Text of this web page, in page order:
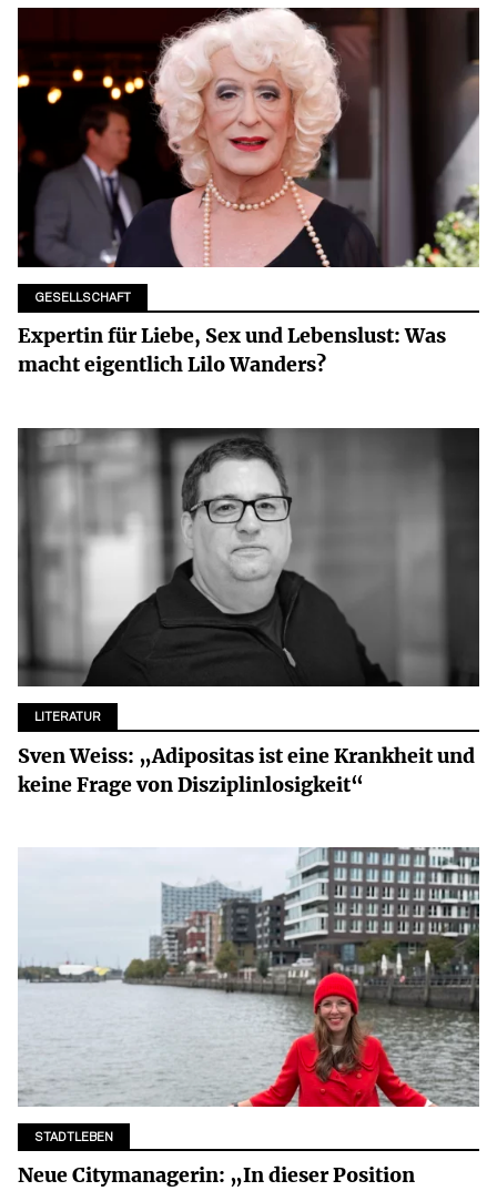
GESELLSCHAFT
Expertin für Liebe, Sex und Lebenslust: Was
macht eigentlich Lilo Wanders?
LITERATUR
Sven Weiss: „Adipositas ist eine Krankheit und
keine Frage von Disziplinlosigkeit“
STADTLEBEN
Neue Citymanagerin: „In dieser Position